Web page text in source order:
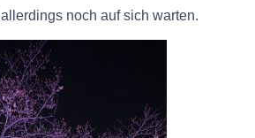
noch auf sich warten.